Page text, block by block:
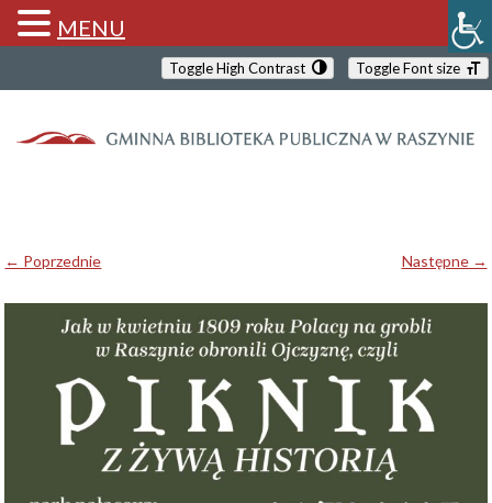
Toggle High Contrast Toggle Font size
← Poprzednie Następne →
MENU